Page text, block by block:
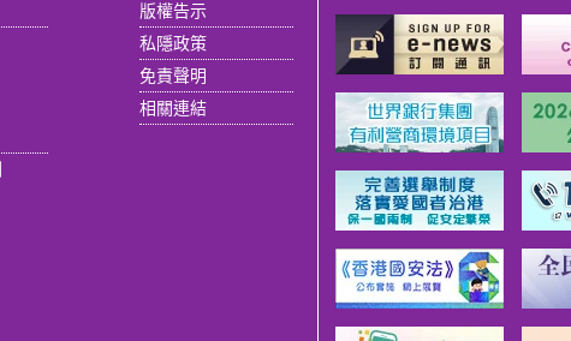
版權告示
私隱政策
免責聲明
相關連結